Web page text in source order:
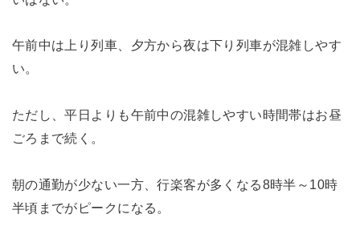
午前中は上り列車、夕方から夜は下り列車が混雑しやす
い。
ただし、平日よりも午前中の混雑しやすい時間帯はお昼
ごろまで続く。
朝の通勤が少ない一方、行楽客が多くなる8時半～10時
半頃までがピークになる。